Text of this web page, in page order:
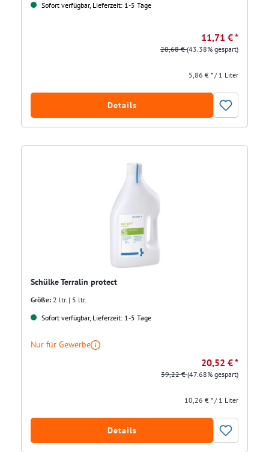
Sofort verfügbar, Lieferzeit: 1-5 Tage
11,71 € *
20,68 €(43.38% gespart)
5,86 € * / 1 Liter
Details
Schülke Terralin protect
Größe: 2 ltr. | 5 ltr.
Sofort verfügbar, Lieferzeit: 1-5 Tage
Nur für Gewerbe
20,52 € *
39,22 €(47.68% gespart)
10,26 € * / 1 Liter
Details